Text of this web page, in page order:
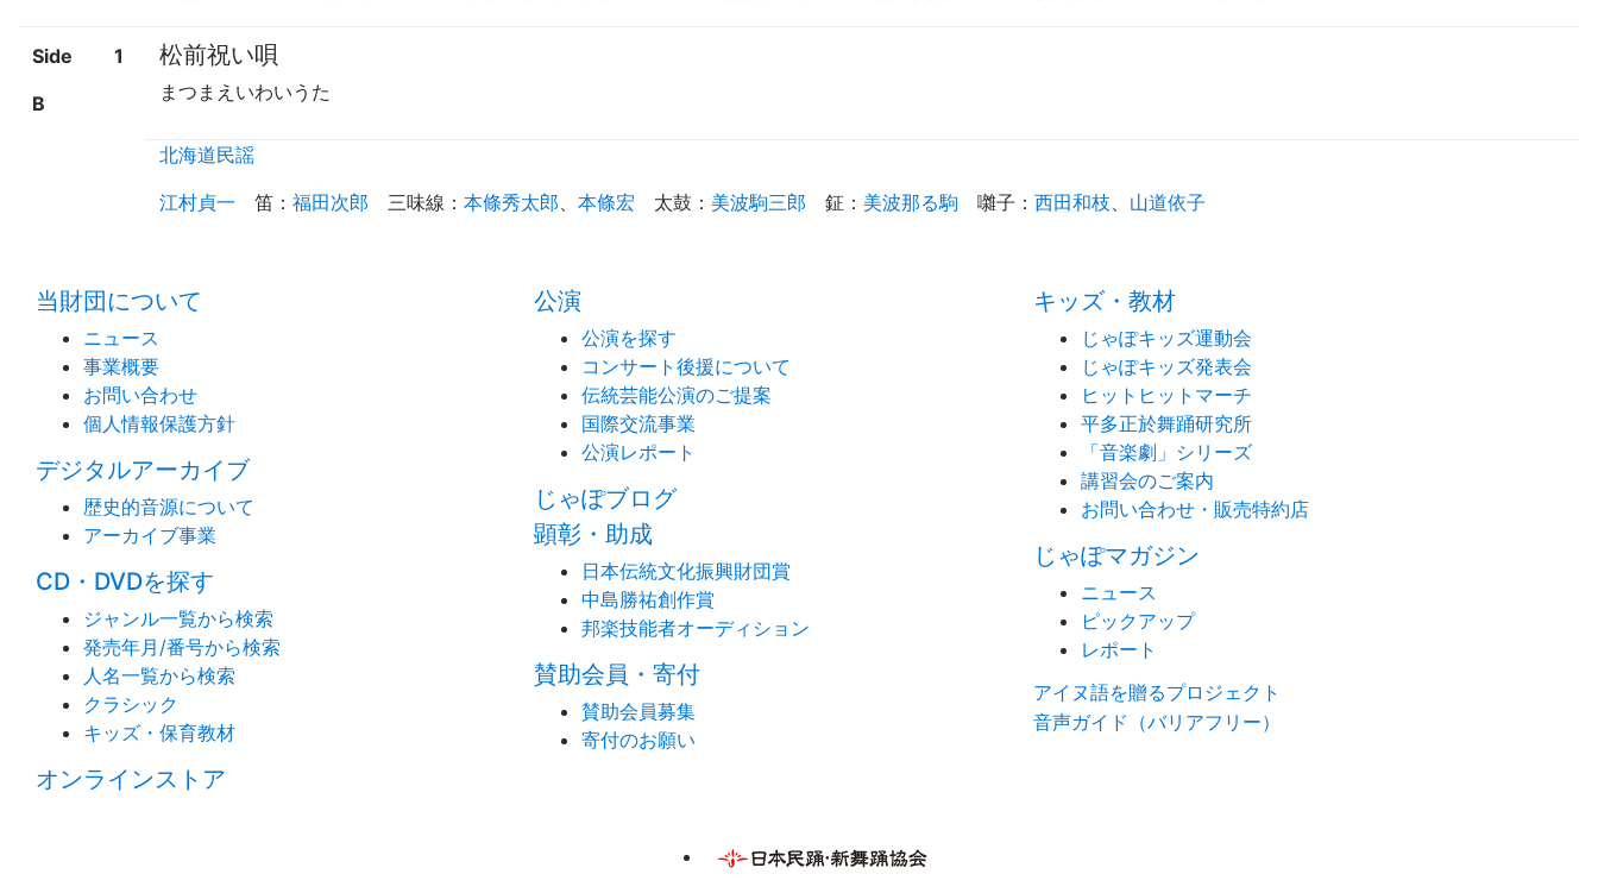
Side
B
1 松前祝い唄
まつまえいわいうた
北海道民謡
江村貞一
笛 ： 福田次郎 三味線 ： 本條秀太郎 本條宏 太鼓 ： 美波駒三郎 鉦 ： 美波那る駒 囃子 ： 西田和枝 山道依子
当財団について
ニュース
事業概要
お問い合わせ
個人情報保護方針
デジタルアーカイブ
歴史的音源について
アーカイブ事業
CD・DVDを探す
ジャンル一覧から検索
発売年月/番号から検索
人名一覧から検索
クラシック
キッズ・保育教材
オンラインストア
公演
公演を探す
コンサート後援について
伝統芸能公演のご提案
国際交流事業
公演レポート
じゃぽブログ
顕彰・助成
日本伝統文化振興財団賞
中島勝祐創作賞
邦楽技能者オーディション
賛助会員・寄付
賛助会員募集
寄付のお願い
キッズ・教材
じゃぽキッズ運動会
じゃぽキッズ発表会
ヒットヒットマーチ
平多正於舞踊研究所
「音楽劇」シリーズ
講習会のご案内
お問い合わせ・販売特約店
じゃぽマガジン
ニュース
ピックアップ
レポート
アイヌ語を贈るプロジェクト
音声ガイド（バリアフリー）